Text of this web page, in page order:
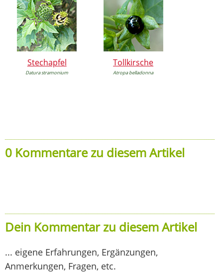
Stechapfel
Datura stramonium
Tollkirsche
Atropa belladonna
0 Kommentare zu diesem Artikel
Dein Kommentar zu diesem Artikel
... eigene Erfahrungen, Ergänzungen,
Anmerkungen, Fragen, etc.